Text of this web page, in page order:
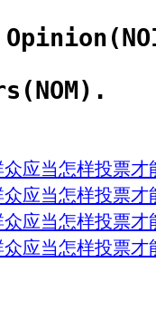
应当怎样投票
应当怎样投票
应当怎样投票
应当怎样投票